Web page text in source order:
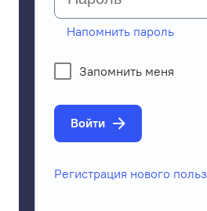
Напомнить пароль
Запомнить меня
Войти
Регистрация нового